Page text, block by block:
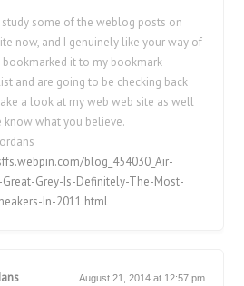
study some of the weblog posts on
now, and I genuinely like your way of
bookmarked it to my bookmark
and are going to be checking back
a look at my web web site as well
know what you believe.
blog_454030_Air-
Great-Grey-Is-Definitely-The-Most-
In-2011.html
August 21, 2014 at 12:57 pm